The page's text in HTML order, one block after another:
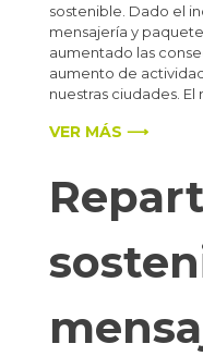
sostenible. Dado el
mensajería y
aumentado las
aumento de
nuestras ciudades.
VER MÁS ⟶